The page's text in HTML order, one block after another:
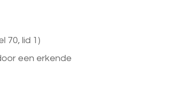
70, lid 1)
een erkende